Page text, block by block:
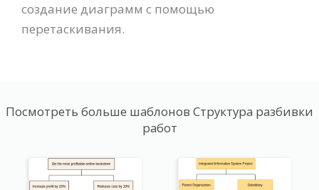
создание диаграмм с помощью
перетаскивания.
Посмотреть больше шаблонов Структура разбивки
работ